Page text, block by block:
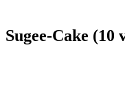
Sugee-Cake (10